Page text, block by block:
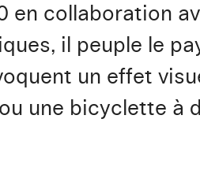
en collaboration
il peuple le
un effet
une bicyclette